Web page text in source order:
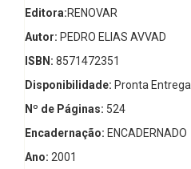
Editora:RENOVAR
Autor: PEDRO ELIAS AVVAD
ISBN: 8571472351
Disponibilidade: Pronta Entrega
Nº de Páginas: 524
Encadernação: ENCADERNADO
Ano: 2001